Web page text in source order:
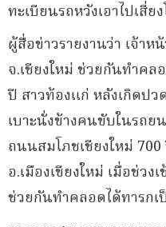
ทะเบียนรถหวังเอาไปเสี่ย
ผู้สื่อข่าวรายงานว่า เจ้า
จ.เชียงใหม่ ช่วยกันทำค
ปี สาวท้องแก่ หลังเกิดป
เบาะนั่งข้างคนขับในรถย
ถนนสมโภชเชียงใหม่
อ.เมืองเชียงใหม่ เมื่อช่วง
ช่วยกันทำคลอดได้ทารกเ